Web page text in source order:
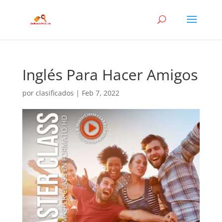
Inglés Para Hacer Amigos
por clasificados | Feb 7, 2022